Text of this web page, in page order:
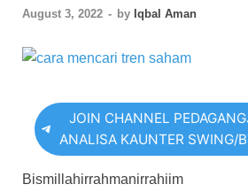
August 3, 2022 - by Iqbal Aman
JOIN CHANNEL
ANALISA KAUNTER SWING/
Bismillahirrahmanirrahiim